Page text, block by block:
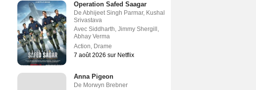
Operation Safed Saagar
De Abhijeet Singh Parmar, Kushal
Srivastava
Avec Siddharth, Jimmy Shergill ,
Abhay Verma
Action, Drame
7 août 2026 sur Netflix
Anna Pigeon
De Morwyn Brebner